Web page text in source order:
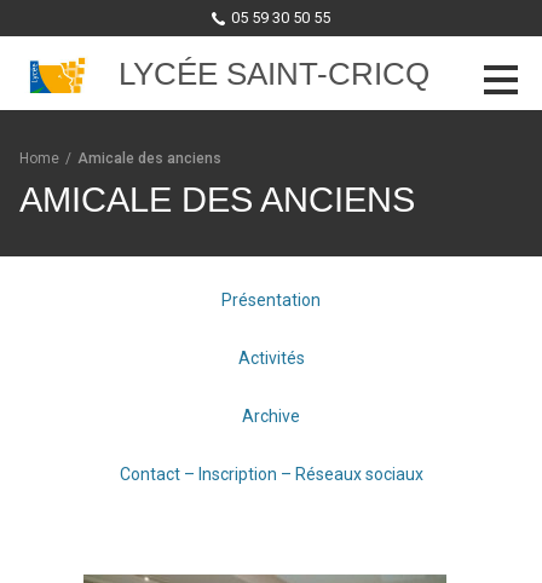
05 59 30 50 55
LYCÉE SAINT-CRICQ
Skip to content
Home / Amicale des anciens
AMICALE DES ANCIENS
Présentation
Activités
Archive
Contact – Inscription – Réseaux sociaux